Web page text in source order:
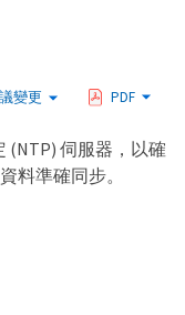
變更 PDF
(NTP) 伺服器，以確
料準確同步。